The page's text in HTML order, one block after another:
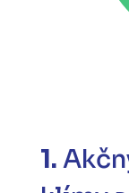
1. A